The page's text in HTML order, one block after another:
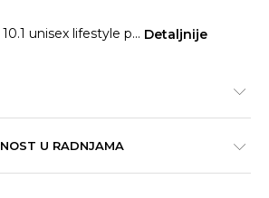
unisex lifestyle p... Detaljnije
U RADNJAMA